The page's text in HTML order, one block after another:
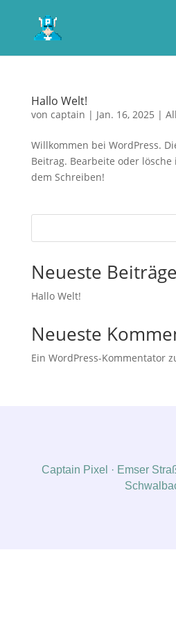
Hallo Welt!
von captain | Jan. 16, 2025 |
Willkommen bei WordPress.
Beitrag. Bearbeite oder
dem Schreiben!
Neueste Beiträge
Hallo Welt!
Neueste
Ein WordPress-Kommentator
Captain Pixel · Emser